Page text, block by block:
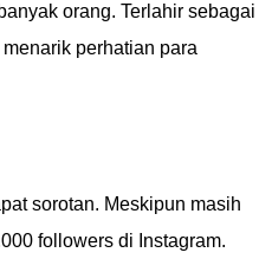
orang. Terlahir sebagai
perhatian para
sorotan. Meskipun masih
followers di Instagram.